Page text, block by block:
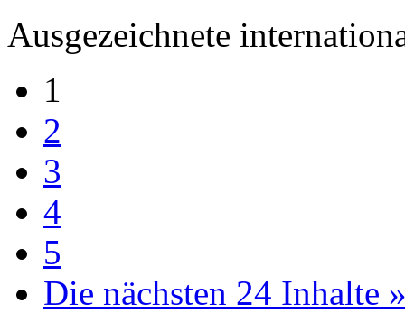
Ausgezeichnete
1
2
3
4
5
Die nächsten 24 Inhalte